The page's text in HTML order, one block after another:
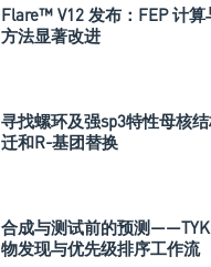
Flare™ V12 发布：FEP 计
方法显著改进
寻找螺环及强sp3特性母核
迁和R-基团替换
合成与测试前的预测
物发现与优先级排序工作流